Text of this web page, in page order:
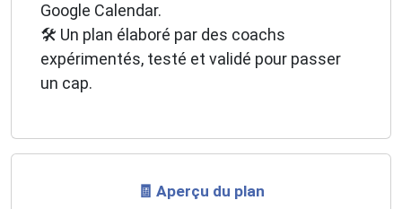
Google Calendar.
🛠️ Un plan élaboré par des coachs
expérimentés, testé et validé pour passer
un cap.
🧾 Aperçu du plan